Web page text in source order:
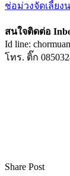
ช่อม่วงจัดเลี้ยง
สนใจติดต่อ
Id line:
โทร. ติ๊ก
Share Post